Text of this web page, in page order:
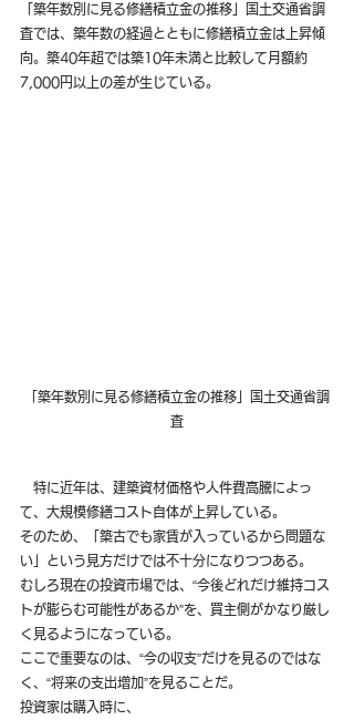
「築年数別に見る修繕積立金の推移」国土交通省調
査では、築年数の経過とともに修繕積立金は上昇傾
向。築40年超では築10年未満と比較して月額約
7,000円以上の差が生じている。
「築年数別に見る修繕積立金の推移」国土交通省調
査
特に近年は、建築資材価格や人件費高騰によっ
て、大規模修繕コスト自体が上昇している。
そのため、「築古でも家賃が入っているから問題な
い」という見方だけでは不十分になりつつある。
むしろ現在の投資市場では、“今後どれだけ維持コス
トが膨らむ可能性があるか”を、買主側がかなり厳し
く見るようになっている。
ここで重要なのは、“今の収支”だけを見るのではな
く、“将来の支出増加”を見ることだ。
投資家は購入時に、